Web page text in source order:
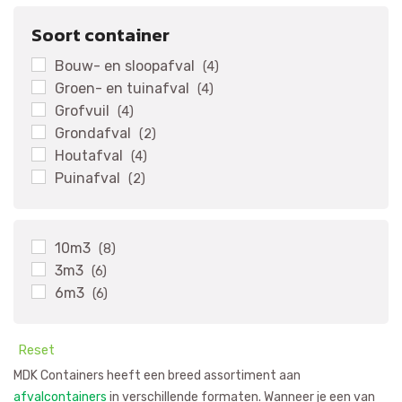
Soort container
Bouw- en sloopafval (4)
Groen- en tuinafval (4)
Grofvuil (4)
Grondafval (2)
Houtafval (4)
Puinafval (2)
10m3 (8)
3m3 (6)
6m3 (6)
Reset
MDK Containers heeft een breed assortiment aan
afvalcontainers in verschillende formaten. Wanneer je een van